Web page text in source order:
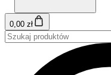
0,00 zł